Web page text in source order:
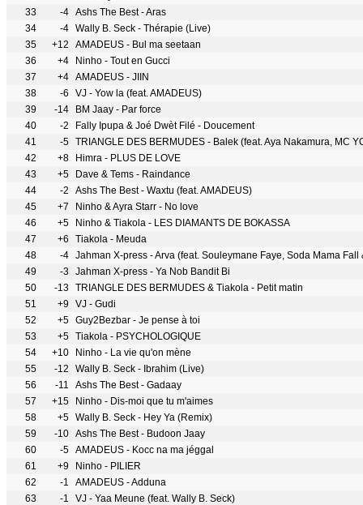
33
-4 Ashs The Best - Aras
34
-4 Wally B. Seck - Thérapie (Live)
35
+12
AMADEUS - Bul ma seetaan
36
+4
Ninho - Tout en Gucci
37
+4 AMADEUS - JIIN
38
-6
VJ - Yow la (feat. AMADEUS)
39
-14
BM Jaay - Par force
40
-2
Fally Ipupa & Joé Dwèt Filé - Doucement
41
-5 TRIANGLE DES BERMUDES - Balek (feat. Aya Nakamura, MC
42
+8
Himra - PLUS DE LOVE
43
+5
Dave & Tems - Raindance
44
-2
Ashs The Best - Waxtu (feat. AMADEUS)
45
+7
Ninho & Ayra Starr - No love
46
+5
Ninho & Tiakola - LES DIAMANTS DE BOKASSA
47
+6
Tiakola - Meuda
48
-4 Jahman X-press - Arva (feat. Souleymane Faye, Soda Mama Fall
49
-3
Jahman X-press - Ya Nob Bandit Bi
50
-13 TRIANGLE DES BERMUDES & Tiakola - Petit matin
51
+9
VJ - Gudi
52
+5 Guy2Bezbar - Je pense à toi
53
+5 Tiakola - PSYCHOLOGIQUE
54
+10
Ninho - La vie qu'on mène
55
-12
Wally B. Seck - Ibrahim (Live)
56
-11
Ashs The Best - Gadaay
57
+15
Ninho - Dis-moi que tu m'aimes
58
+5 Wally B. Seck - Hey Ya (Remix)
59
-10 Ashs The Best - Budoon Jaay
60
-5 AMADEUS - Kocc na ma jéggal
61
+9
Ninho - PILIER
62
-1
AMADEUS - Adduna
63
-1
VJ - Yaa Meune (feat. Wally B. Seck)